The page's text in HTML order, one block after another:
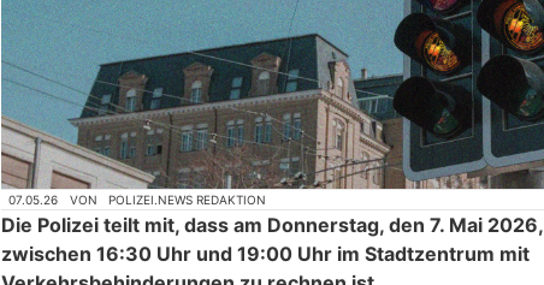
07.05.26 VON POLIZEI.NEWS REDAKTION
Die Polizei teilt mit, dass am Donnerstag, den 7. Mai 2026,
zwischen 16:30 Uhr und 19:00 Uhr im Stadtzentrum mit